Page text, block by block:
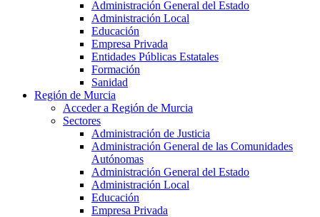
Administración General del Estado
Administración Local
Educación
Empresa Privada
Entidades Públicas Estatales
Formación
Sanidad
Región de Murcia
Acceder a Región de Murcia
Sectores
Administración de Justicia
Administración General de las Comunidades
Autónomas
Administración General del Estado
Administración Local
Educación
Empresa Privada